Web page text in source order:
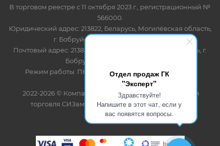
Отдел продаж ГК
"Эксперт"
Здравствуйте!
Напишите в этот чат, если у
вас появятся вопросы.
В торговом реестре с 11 октября 2023 г., регистрационный №
566000.
Юридический адрес: 213822, Беларусь, Могилёвская область,
г. Бобруйск, ул. Лынькова 85 пом 7
Почтовый адрес: 213822, Беларусь, Могилёвская область, г.
Бобруйск, ул. Лынькова, 85
Режим работы: ПН-ПТ 8.30-17.00, СБ-ВС - выходной
2022-2026 © Компания "Эксперт" - оптово-розничная
торговля СИЗами и одноразовыми расходными
материалами